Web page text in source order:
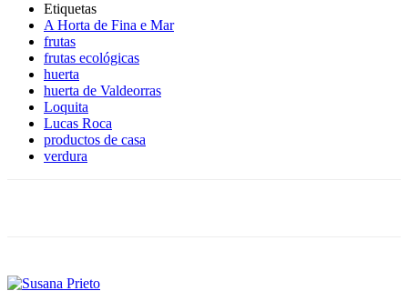
Etiquetas
A Horta de Fina e Mar
frutas
frutas ecológicas
huerta
huerta de Valdeorras
Loquita
Lucas Roca
productos de casa
verdura